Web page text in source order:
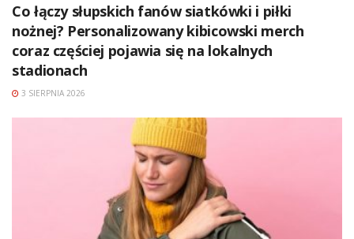
Co łączy słupskich fanów siatkówki i piłki
nożnej? Personalizowany kibicowski merch
coraz częściej pojawia się na lokalnych
stadionach
3 SIERPNIA 2026